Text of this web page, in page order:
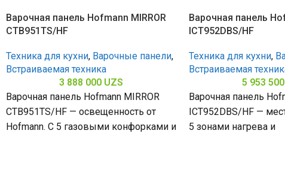
Варочная панель Hofmann MIRROR
CTB951TS/HF
Техника для кухни, Варочные панели,
Встраиваемая техника
3 888 000 UZS
Варочная панель Hofmann MIRROR
CTB951TS/HF — освещенность от
Hofmann. С 5 газовыми конфорками и
Варочная панель
ICT952DBS/HF
Техника для кухни,
Встраиваемая
5 953 500
Варочная панель
ICT952DBS/HF —
5 зонами нагрева и